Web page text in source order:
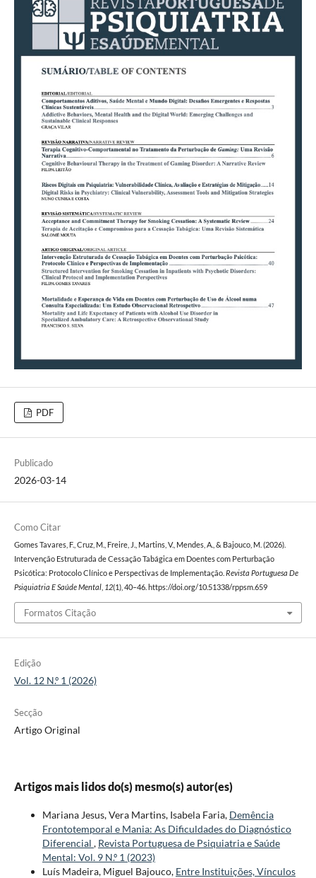
PDF
Publicado
2026-03-14
Como Citar
Gomes Tavares, F., Cruz, M., Freire, J., Martins, V., Mendes, A., & Bajouco, M. (2026).
Intervenção Estruturada de Cessação Tabágica em Doentes com Perturbação
Psicótica: Protocolo Clínico e Perspectivas de Implementação. Revista Portuguesa De
Psiquiatria E Saúde Mental, 12(1), 40–46. https://doi.org/10.51338/rppsm.659
Formatos Citação
Edição
Vol. 12 N.º 1 (2026)
Secção
Artigo Original
Artigos mais lidos do(s) mesmo(s) autor(es)
Mariana Jesus, Vera Martins, Isabela Faria, Demência
Frontotemporal e Mania: As Dificuldades do Diagnóstico
Diferencial , Revista Portuguesa de Psiquiatria e Saúde
Mental: Vol. 9 N.º 1 (2023)
Luís Madeira, Miguel Bajouco, Entre Instituições, Vínculos